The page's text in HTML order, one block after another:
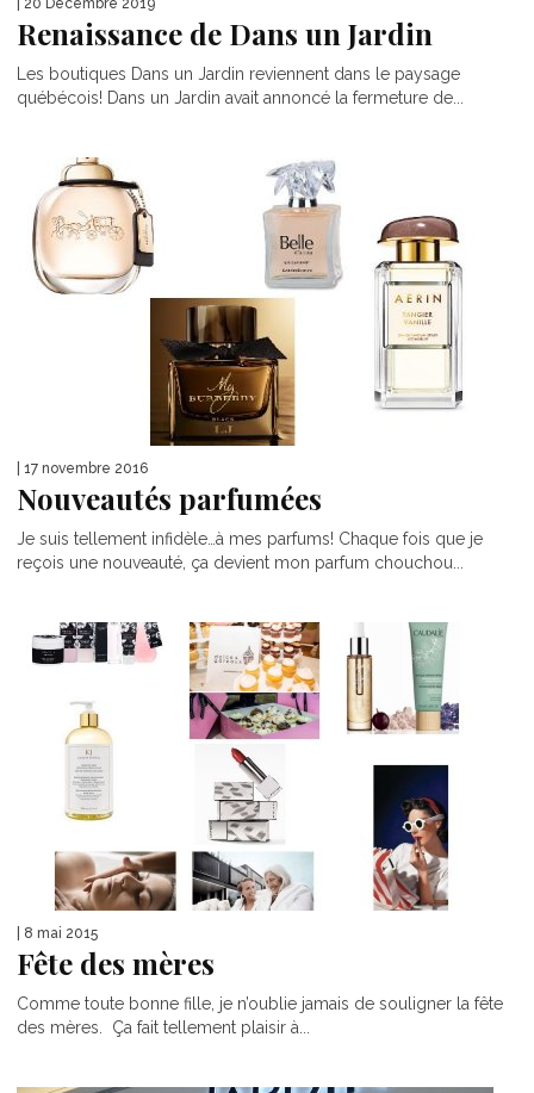
| 20 Décembre 2019
Renaissance de Dans un Jardin
Les boutiques Dans un Jardin reviennent dans le paysage
québécois! Dans un Jardin avait annoncé la fermeture de...
| 17 novembre 2016
Nouveautés parfumées
Je suis tellement infidèle…à mes parfums! Chaque fois que je
reçois une nouveauté, ça devient mon parfum chouchou...
| 8 mai 2015
Fête des mères
Comme toute bonne fille, je n’oublie jamais de souligner la fête
des mères. Ça fait tellement plaisir à...